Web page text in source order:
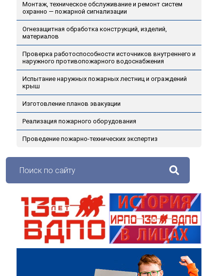
Монтаж, техническое обслуживание и ремонт систем
охранно — пожарной сигнализации
Огнезащитная обработка конструкций, изделий,
материалов
Проверка работоспособности источников внутреннего и
наружного противопожарного водоснабжения
Испытание наружных пожарных лестниц и ограждений
крыш
Изготовление планов эвакуации
Реализация пожарного оборудования
Проведение пожарно-технических экспертиз